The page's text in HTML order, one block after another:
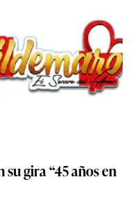
gira “45 años en